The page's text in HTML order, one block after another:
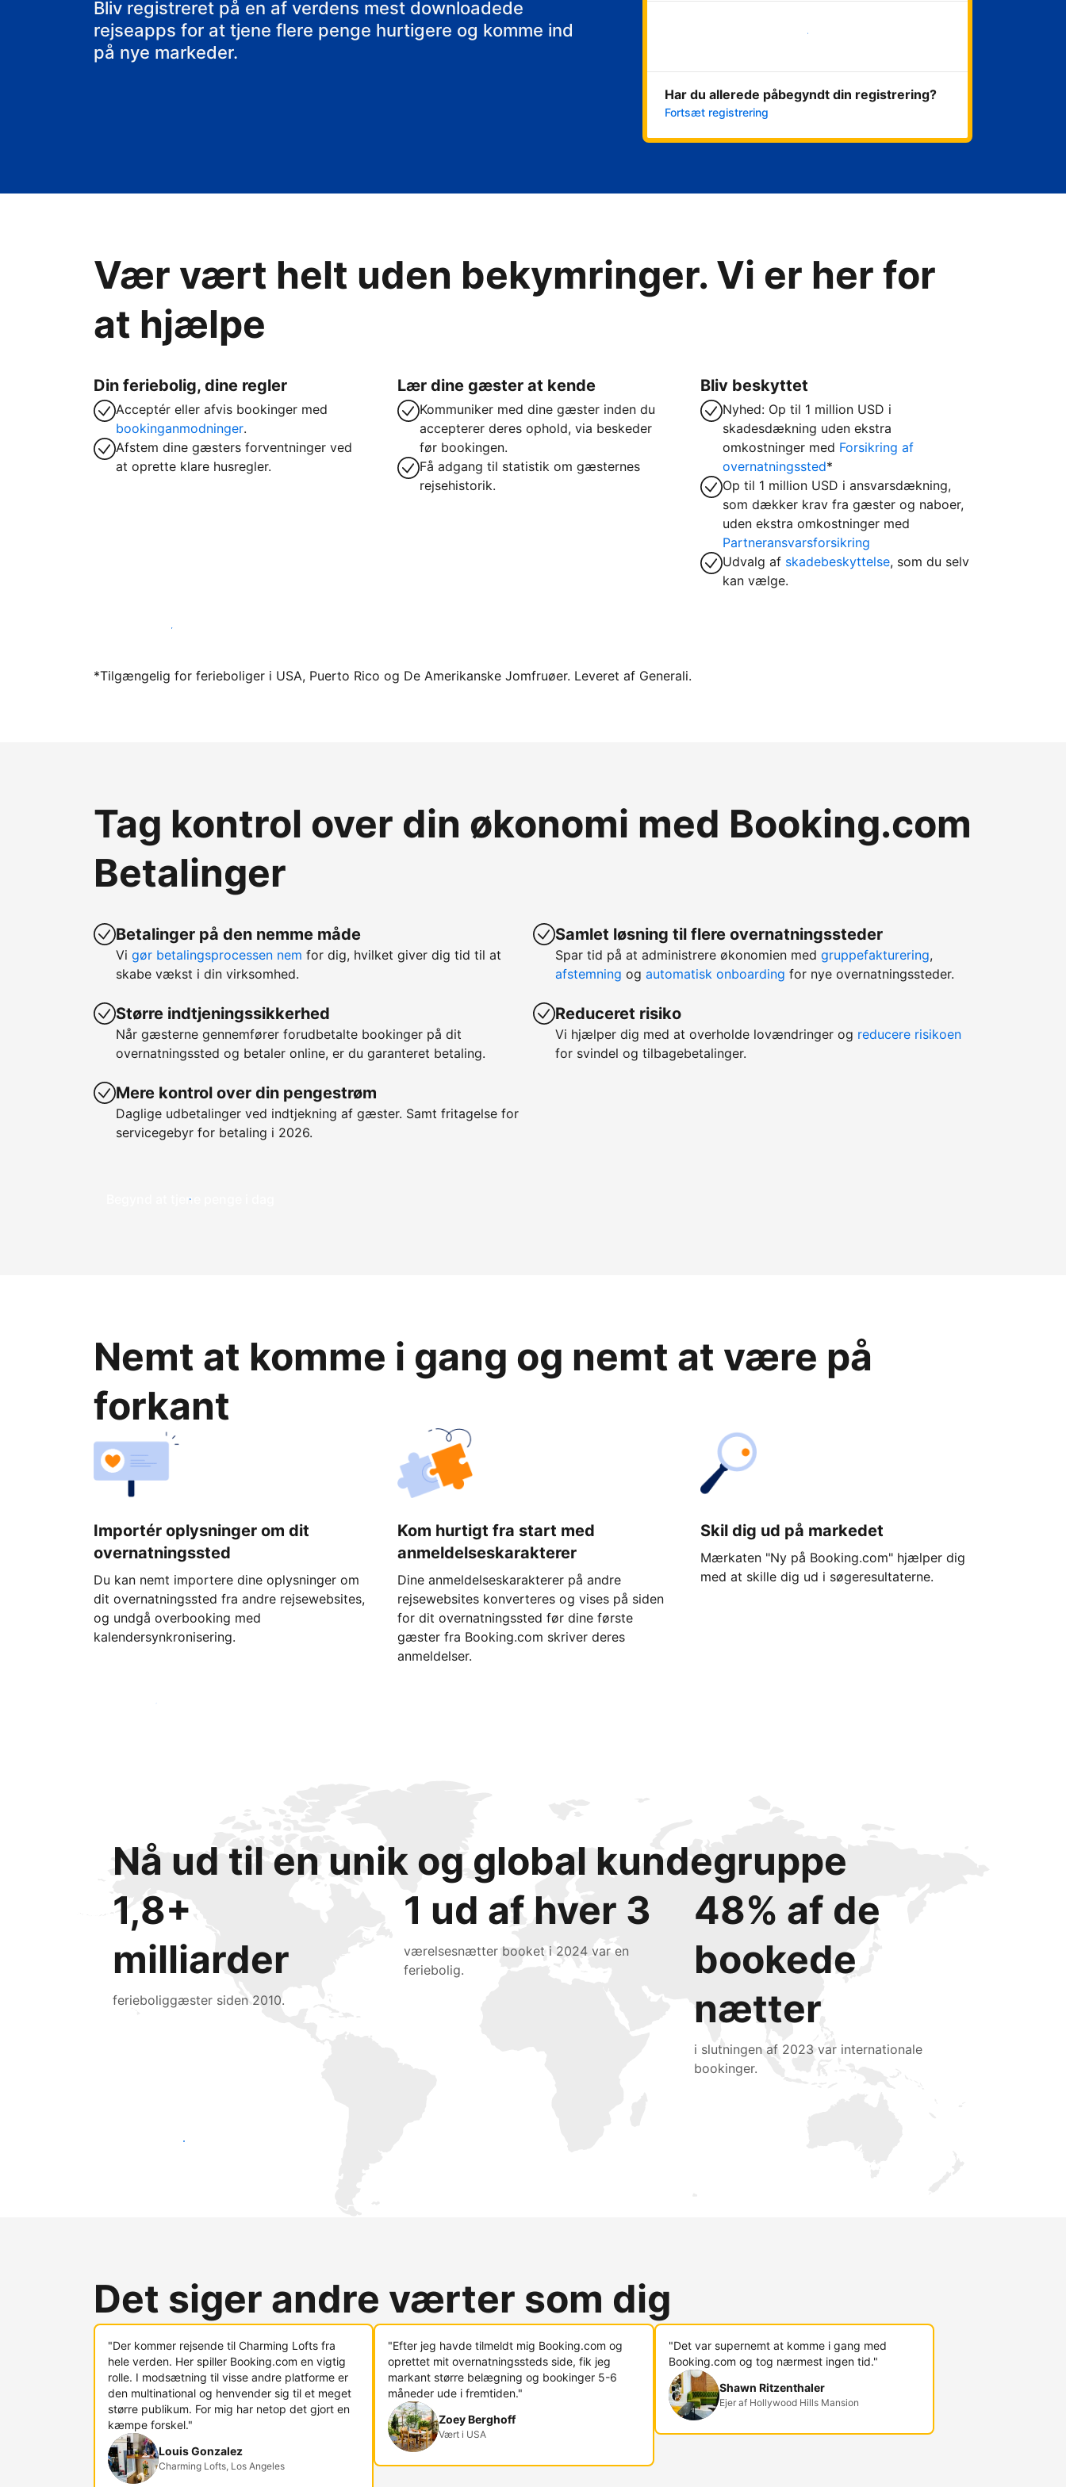
Bliv registreret på en af verdens mest downloadede
rejseapps for at tjene flere penge hurtigere og komme ind
på nye markeder.
Kom i gang med det samme
Har du allerede påbegyndt din registrering?
Fortsæt registrering
Vær vært helt uden bekymringer. Vi er her for
at hjælpe
Din feriebolig, dine regler
Acceptér eller afvis bookinger med
bookinganmodninger.
Afstem dine gæsters forventninger ved
at oprette klare husregler.
Lær dine gæster at kende
Kommuniker med dine gæster inden du
accepterer deres ophold, via beskeder
før bookingen.
Få adgang til statistik om gæsternes
rejsehistorik.
Bliv beskyttet
Nyhed: Op til 1 million USD i
skadesdækning uden ekstra
omkostninger med Forsikring af
overnatningssted*
Op til 1 million USD i ansvarsdækning,
som dækker krav fra gæster og naboer,
uden ekstra omkostninger med
Partneransvarsforsikring
Udvalg af skadebeskyttelse, som du selv
kan vælge.
Bliv vært hos os i dag
*Tilgængelig for ferieboliger i USA, Puerto Rico og De Amerikanske Jomfruøer. Leveret af Generali.
Tag kontrol over din økonomi med Booking.com
Betalinger
Betalinger på den nemme måde
Vi gør betalingsprocessen nem for dig, hvilket giver dig tid til at
skabe vækst i din virksomhed.
Større indtjeningssikkerhed
Når gæsterne gennemfører forudbetalte bookinger på dit
overnatningssted og betaler online, er du garanteret betaling.
Mere kontrol over din pengestrøm
Daglige udbetalinger ved indtjekning af gæster. Samt fritagelse for
servicegebyr for betaling i 2026.
Samlet løsning til flere overnatningssteder
Spar tid på at administrere økonomien med gruppefakturering,
afstemning og automatisk onboarding for nye overnatningssteder.
Reduceret risiko
Vi hjælper dig med at overholde lovændringer og reducere risikoen
for svindel og tilbagebetalinger.
Begynd at tjene penge i dag
Nemt at komme i gang og nemt at være på
forkant
Importér oplysninger om dit
overnatningssted
Du kan nemt importere dine oplysninger om
dit overnatningssted fra andre rejsewebsites,
og undgå overbooking med
kalendersynkronisering.
Kom hurtigt fra start med
anmeldelseskarakterer
Dine anmeldelseskarakterer på andre
rejsewebsites konverteres og vises på siden
for dit overnatningssted før dine første
gæster fra Booking.com skriver deres
anmeldelser.
Skil dig ud på markedet
Mærkaten "Ny på Booking.com" hjælper dig
med at skille dig ud i søgeresultaterne.
Kom i gang i dag
Nå ud til en unik og global kundegruppe
1,8+
milliarder
ferieboliggæster siden 2010.
1 ud af hver 3
værelsesnætter booket i 2024 var en
feriebolig.
48% af de
bookede
nætter
i slutningen af 2023 var internationale
bookinger.
Nå ud til nye gæster i dag
Det siger andre værter som dig
"Der kommer rejsende til Charming Lofts fra
hele verden. Her spiller Booking.com en vigtig
rolle. I modsætning til visse andre platforme er
den multinational og henvender sig til et meget
større publikum. For mig har netop det gjort en
kæmpe forskel."
Louis Gonzalez
Charming Lofts, Los Angeles
"Efter jeg havde tilmeldt mig Booking.com og
oprettet mit overnatningssteds side, fik jeg
markant større belægning og bookinger 5-6
måneder ude i fremtiden."
Zoey Berghoff
Vært i USA
"Det var supernemt at komme i gang med
Booking.com og tog nærmest ingen tid."
Shawn Ritzenthaler
Ejer af Hollywood Hills Mansion